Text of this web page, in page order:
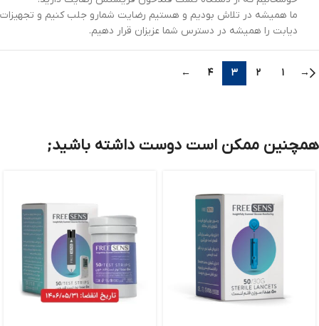
ما همیشه در تلاش بودیم و هستیم رضایت شمارو جلب کنیم و تجهیزات
دیابت را همیشه در دسترس شما عزیزان قرار دهیم.
→ ۱ ۲ ۳ ۴ ←
همچنین ممکن است دوست داشته باشید;